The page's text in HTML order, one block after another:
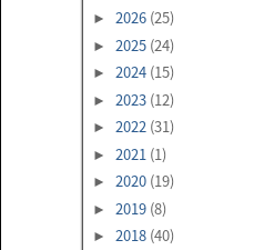
► 2026 (25)
► 2025 (24)
► 2024 (15)
► 2023 (12)
► 2022 (31)
► 2021 (1)
► 2020 (19)
► 2019 (8)
► 2018 (40)